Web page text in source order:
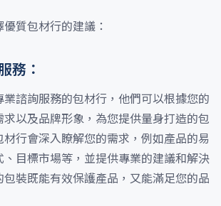
質包材行的建議：
務：
業諮詢服務的包材行，他們可以根據您的
求以及品牌形象，為您提供量身打造的包
行會深入瞭解您的需求，例如產品的易
目標市場等，並提供專業的建議和解決
包裝既能有效保護產品，又能滿足您的品